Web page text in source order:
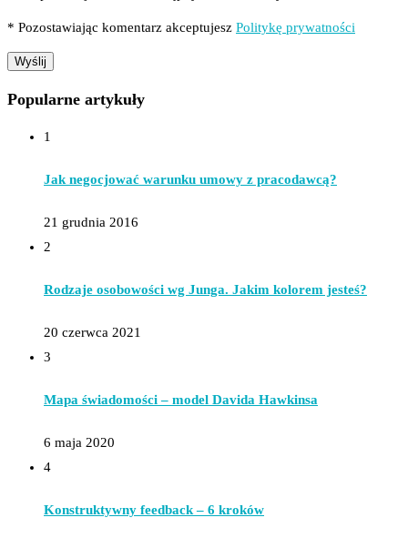
* Pozostawiając komentarz akceptujesz Politykę prywatności
Popularne artykuły
1
Jak negocjować warunku umowy z pracodawcą?
21 grudnia 2016
2
Rodzaje osobowości wg Junga. Jakim kolorem jesteś?
20 czerwca 2021
3
Mapa świadomości – model Davida Hawkinsa
6 maja 2020
4
Konstruktywny feedback – 6 kroków